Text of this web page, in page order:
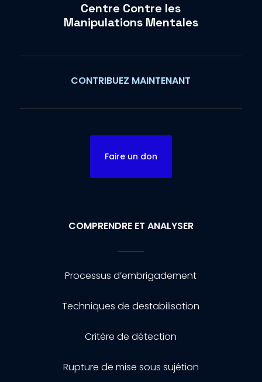
Centre Contre les
Manipulations Mentales
CONTRIBUEZ MAINTENANT
Faire un don
COMPRENDRE ET ANALYSER
Processus d’embrigadement
Techniques de destabilisation
Critère de détection
Rupture de mise sous sujétion